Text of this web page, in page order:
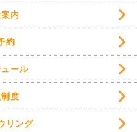
内
約
ール
度
リング